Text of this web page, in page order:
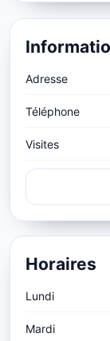
Adresse
Téléphone
Visites
Horaires
Lundi
Mardi